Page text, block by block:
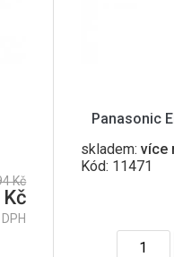
Kč
Panasonic
skladem:více
Kód: 11471